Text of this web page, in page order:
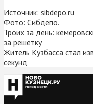
Источник: sibdepo.ru
Фото: Сибдепо.
Троих за день:
за решётку
Житель Кузбасса стал
секунд